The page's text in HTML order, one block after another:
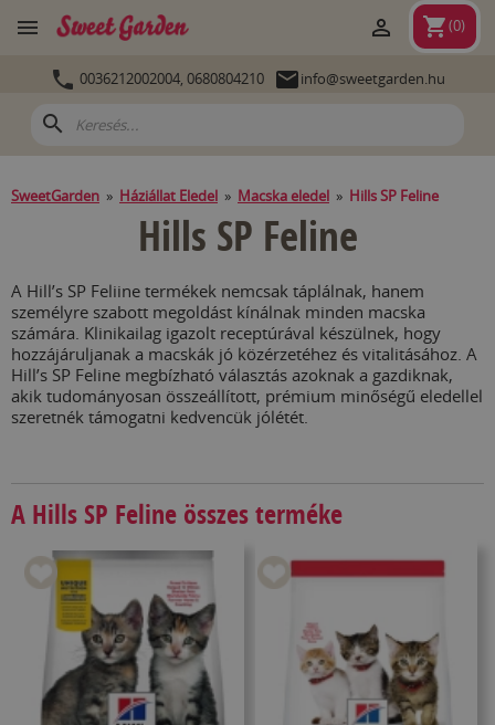
 shopping_cart(0)

 0036212002004, 0680804210 info@sweetgarden.hu
search
SweetGarden » Háziállat Eledel » Macska eledel » Hills SP Feline
Hills SP Feline
A Hill’s SP Feliine termékek nemcsak táplálnak, hanem
személyre szabott megoldást kínálnak minden macska
számára. Klinikailag igazolt receptúrával készülnek, hogy
hozzájáruljanak a macskák jó közérzetéhez és vitalitásához. A
Hill’s SP Feline megbízható választás azoknak a gazdiknak,
akik tudományosan összeállított, prémium minőségű eledellel
szeretnék támogatni kedvencük jólétét.
A Hills SP Feline összes terméke